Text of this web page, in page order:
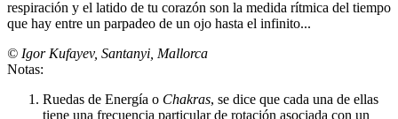
respiración y el latido de tu corazón son la medida rítmica del tiempo
que hay entre un parpadeo de un ojo hasta el infinito...
© Igor Kufayev, Santanyi, Mallorca
Notas:
Ruedas de Energía o Chakras, se dice que cada una de ellas
tiene una frecuencia particular de rotación asociada con un